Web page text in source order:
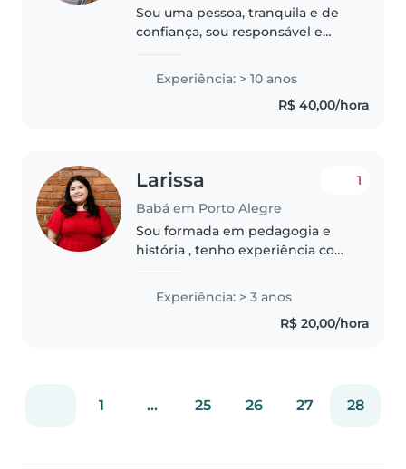
Sou uma pessoa, tranquila e de
confiança, sou responsável e
Experiência: > 10 anos
R$ 40,00/hora
Larissa
Babá em Porto Alegre
1
Sou formada em pedagogia e
história , tenho experiência com
emprego de babá pela manhã
ou à noite, pois no turno da tarde
trabalho como professora.
Experiência: > 3 anos
R$ 20,00/hora
1 ... 25 26 27 28